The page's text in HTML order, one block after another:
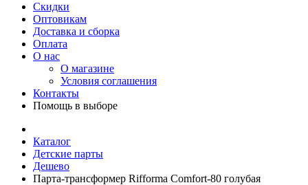
Скидки
Оптовикам
Доставка и сборка
Оплата
О нас
О магазине
Условия соглашения
Контакты
Помощь в выборе
Каталог
Детские парты
Дешево
Парта-трансформер Rifforma Comfort-80 голубая